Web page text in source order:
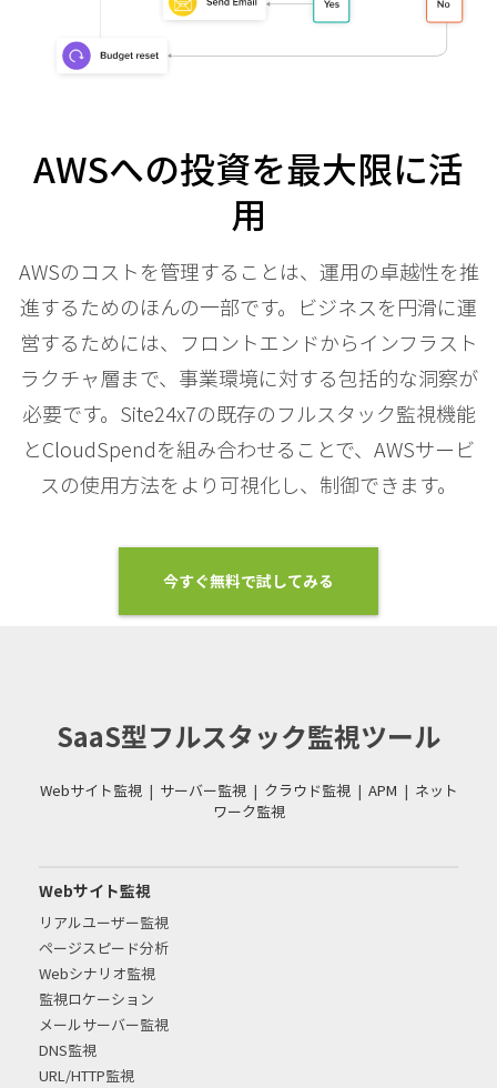
AWSへの投資を最大限に活
用
AWSのコストを管理することは、運用の卓越性を推
進するためのほんの一部です。ビジネスを円滑に運
営するためには、フロントエンドからインフラスト
ラクチャ層まで、事業環境に対する包括的な洞察が
必要です。Site24x7の既存のフルスタック監視機能
とCloudSpendを組み合わせることで、AWSサービ
スの使用方法をより可視化し、制御できます。
今すぐ無料で試してみる
SaaS型フルスタック監視ツール
Webサイト監視| サーバー監視| クラウド監視| APM | ネット
ワーク監視
Webサイト監視
リアルユーザー監視
ページスピード分析
Webシナリオ監視
監視ロケーション
メールサーバー監視
DNS監視
URL/HTTP監視